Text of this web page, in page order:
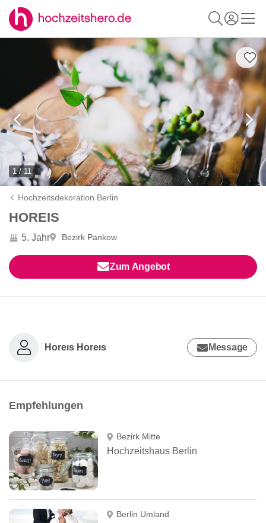
1 / 11
Hochzeitsdekoration Berlin
HOREIS
5. Jahr Bezirk Pankow
Zum Angebot
Horeıs Horeıs Message
Empfehlungen
Bezirk Mitte
Hochzeitshaus Berlin
Berlin Umland